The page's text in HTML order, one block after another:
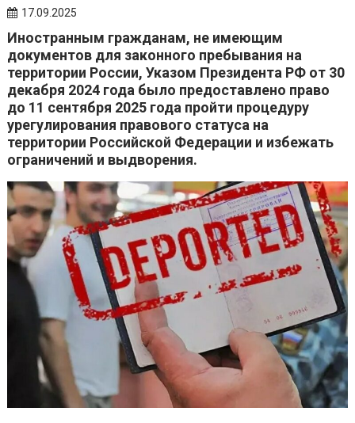
17.09.2025
Иностранным гражданам, не имеющим
документов для законного пребывания на
территории России, Указом Президента РФ от 30
декабря 2024 года было предоставлено право
до 11 сентября 2025 года пройти процедуру
урегулирования правового статуса на
территории Российской Федерации и избежать
ограничений и выдворения.